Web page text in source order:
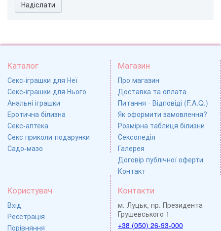
Надіслати
Каталог
Секс-іграшки для Неї
Секс-іграшки для Нього
Анальні іграшки
Еротична білизна
Секс-аптека
Секс приколи-подарунки
Садо-мазо
Магазин
Про магазин
Доставка та оплата
Питання - Відповіді (F.A.Q.)
Як оформити замовлення?
Розмірна таблиця білизни
Сексопедія
Галерея
Договір публічної оферти
Контакт
Користувач
Вхід
Реєстрація
Порівняння
Контакти
м. Луцьк, пр. Президента
Грушевського 1
+38 (050) 26-93-000